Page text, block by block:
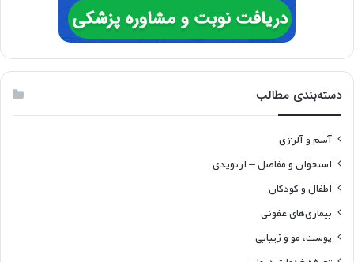
دسته‌بندی مطالب
آسم و آلرژی
استخوان و مفاصل – ارتوپدی
اطفال و کودکان
بیماری‌های عفونی
پوست، مو و زیبایی